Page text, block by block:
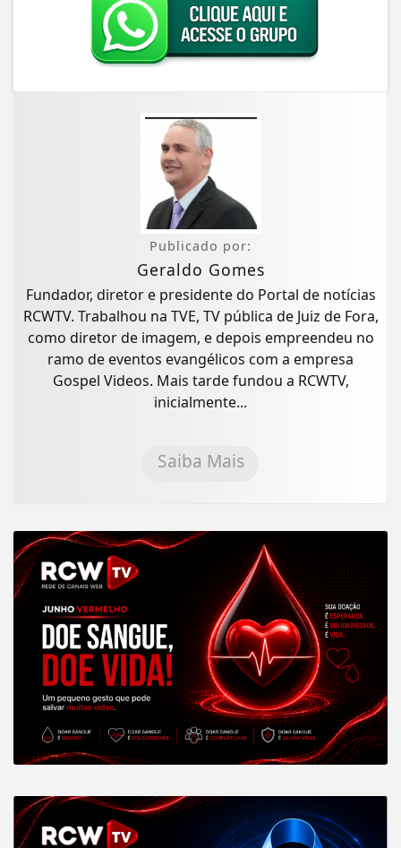
Publicado por:
Geraldo Gomes
Fundador, diretor e presidente do Portal de notícias
RCWTV. Trabalhou na TVE, TV pública de Juiz de Fora,
como diretor de imagem, e depois empreendeu no
ramo de eventos evangélicos com a empresa
Gospel Videos. Mais tarde fundou a RCWTV,
inicialmente...
Saiba Mais